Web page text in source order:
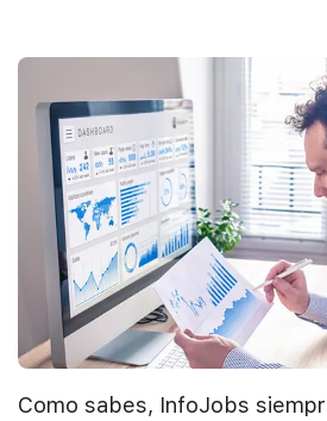
Como sabes, InfoJobs